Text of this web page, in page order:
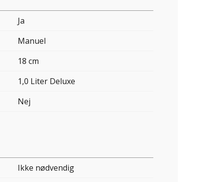
Ja
Manuel
18 cm
1,0 Liter Deluxe
Nej
Ikke nødvendig